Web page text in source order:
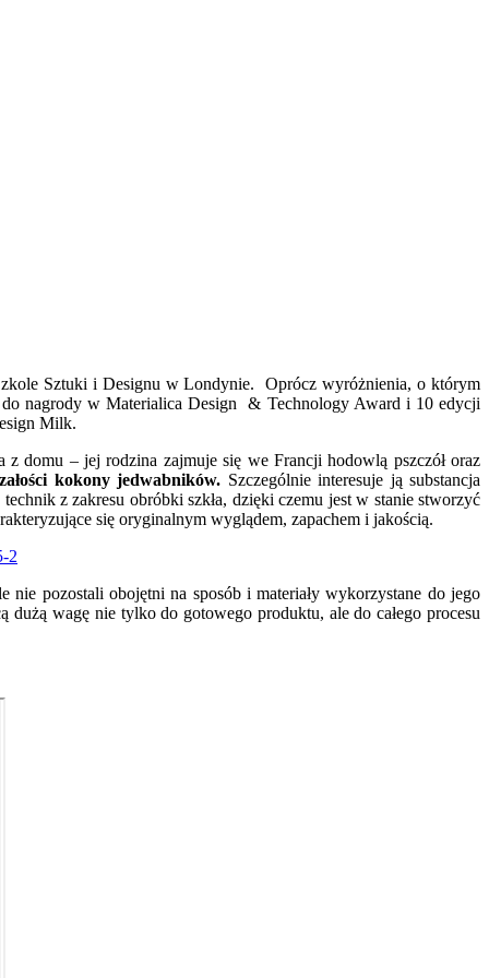
Sztuki i Designu w Londynie. Oprócz wyróżnienia, o którym
nagrody w Materialica Design & Technology Award i 10 edycji
Milk.
z domu – jej rodzina zajmuje się we Francji hodowlą pszczół oraz
kokony jedwabników. Szczególnie interesuje ją substancja
z zakresu obróbki szkła, dzięki czemu jest w stanie stworzyć
się oryginalnym wyglądem, zapachem i jakością.
pozostali obojętni na sposób i materiały wykorzystane do jego
wagę nie tylko do gotowego produktu, ale do całego procesu